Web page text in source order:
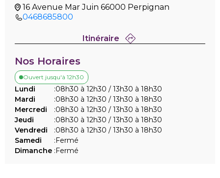
16 Avenue Mar Juin 66000 Perpignan
0468685800
Itinéraire
Nos Horaires
Ouvert jusqu'à 12h30
Lundi :08h30 à 12h30 / 13h30 à 18h30
Mardi
:08h30 à 12h30 / 13h30 à 18h30
Mercredi
:08h30 à 12h30 / 13h30 à 18h30
Jeudi
:08h30 à 12h30 / 13h30 à 18h30
Vendredi
:08h30 à 12h30 / 13h30 à 18h30
Samedi
: Fermé
Dimanche : Fermé